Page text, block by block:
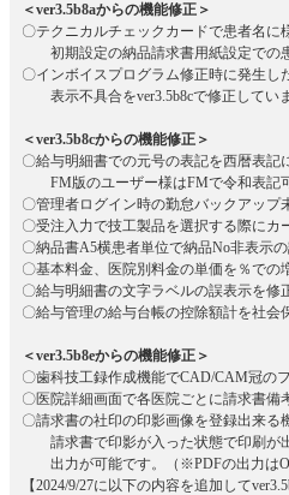
＜ver3.5b8aからの機能修正＞
〇テクニカルチェックカードで患者名
初期設定の納品請求書用紙設定での
〇インボイスプログラム修正時に発生
表示不具合をver3.5b8cで修正してい
＜ver3.5b8cからの機能修正＞
〇給与明細書での元号の表記を西暦表記
FM版のユーザー様はFMで令和表記
〇管理者ログイン時の勤怠バックアップ
〇受注入力で技工製品を選択する際に
〇納品書A5横患者単位で納品No非表示
〇基本料金、医院別料金の単価を％での
〇給与明細書の文字ラベルの誤表示を修
〇給与管理の給与台帳の控除額計を社
＜ver3.5b8eからの機能修正＞
〇歯科技工録作成機能でCAD/CAM冠の
〇医院詳細画面で各医院ごとに請求書
〇請求書の社印の印影画像を登録出来る
請求書で印影が入った状態で印刷が
出力が可能です。（※PDFの出力は
【2024/9/27に以下の内容を追加して